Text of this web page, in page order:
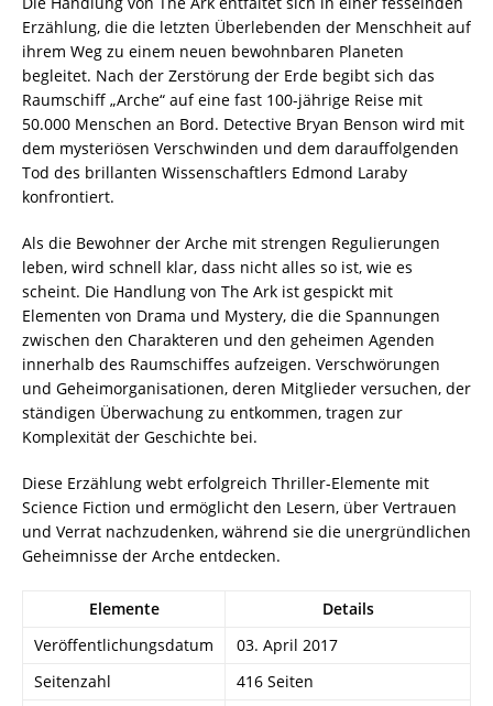
Erzählung, die die letzten Überlebenden der Menschheit auf
ihrem Weg zu einem neuen bewohnbaren Planeten
begleitet. Nach der Zerstörung der Erde begibt sich das
Raumschiff „Arche“ auf eine fast 100-jährige Reise mit
50.000 Menschen an Bord. Detective Bryan Benson wird mit
dem mysteriösen Verschwinden und dem darauffolgenden
Tod des brillanten Wissenschaftlers Edmond Laraby
konfrontiert.
Als die Bewohner der Arche mit strengen Regulierungen
leben, wird schnell klar, dass nicht alles so ist, wie es
scheint. Die Handlung von The Ark ist gespickt mit
Elementen von Drama und Mystery, die die Spannungen
zwischen den Charakteren und den geheimen Agenden
innerhalb des Raumschiffes aufzeigen. Verschwörungen
und Geheimorganisationen, deren Mitglieder versuchen, der
ständigen Überwachung zu entkommen, tragen zur
Komplexität der Geschichte bei.
Diese Erzählung webt erfolgreich Thriller-Elemente mit
Science Fiction und ermöglicht den Lesern, über Vertrauen
und Verrat nachzudenken, während sie die unergründlichen
Geheimnisse der Arche entdecken.
Elemente
Details
Veröffentlichungsdatum
03. April 2017
Seitenzahl
416 Seiten